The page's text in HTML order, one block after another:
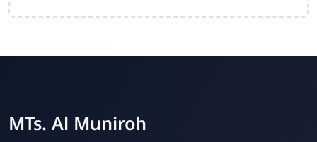
MTs. Al Muniroh